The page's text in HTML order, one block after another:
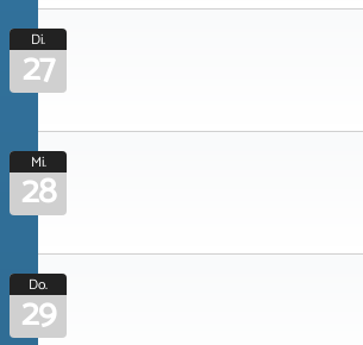
Di.
27
Mi.
28
Do.
29